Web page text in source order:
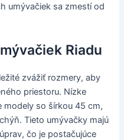
umývačiek sa zmestí od
Riadu
zvážiť rozmery, aby
priestoru. Nízke
modely so šírkou 45 cm,
Tieto umývačky majú
čo je postačujúce